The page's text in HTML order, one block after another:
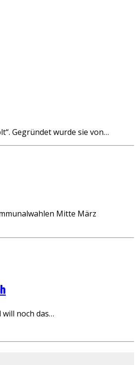
Gegründet wurde sie von…
Mitte März
noch das…